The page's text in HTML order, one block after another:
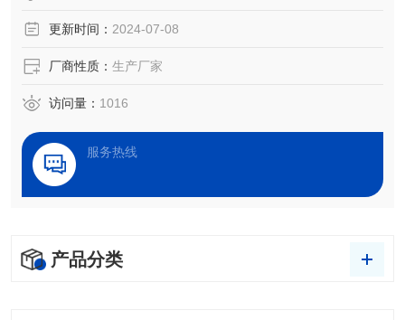
更新时间： 2024-07-08
厂商性质： 生产厂家
访问量： 1016
服务热线
产品分类